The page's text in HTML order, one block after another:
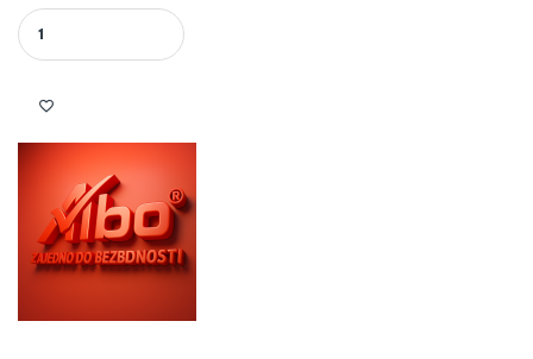
RADNE CIPELE/PATIKE SAVANA - CATAMOUNT SPORT quantity